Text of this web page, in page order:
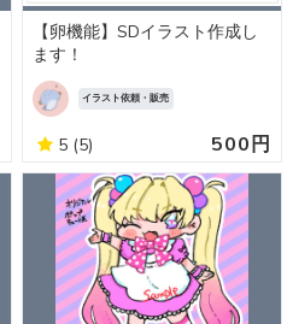
【卵機能】SDイラスト作成し
ます！
イラスト依頼・販売
5 (5) 500円